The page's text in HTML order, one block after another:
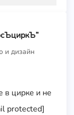
и дизайн
в цирке и не
protected]